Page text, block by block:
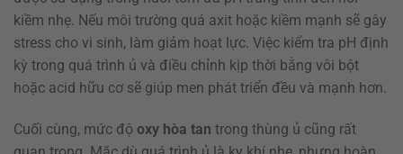
kiềm nhẹ. Nếu môi trường quá axit hoặc kiềm mạnh sẽ gây
stress cho vi sinh, làm giảm hoạt lực. Việc kiểm tra pH định
kỳ trong quá trình ủ và điều chỉnh kịp thời bằng vôi bột
hoặc acid hữu cơ sẽ giúp men phát triển đều và mạnh hơn.
Cuối cùng, mức độ oxy hòa tan trong thùng ủ cũng rất